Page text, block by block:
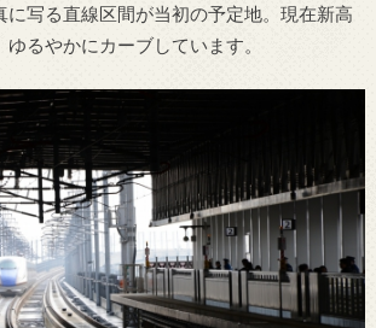
に写る直線区間が当初の予定地。現在新高
るやかにカーブしています。